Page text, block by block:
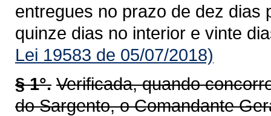
entregues no prazo de dez dias
quinze dias no interior e vinte
Lei 19583 de 05/07/2018)
§ 1°. Verificada, quando
do Sargento, o Comandante